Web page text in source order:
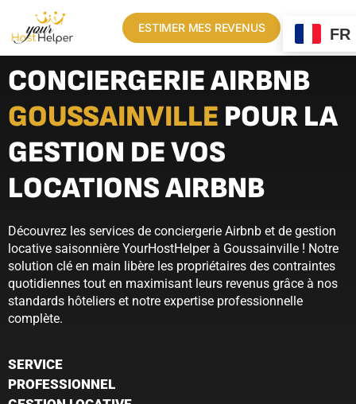
ESTIMER MES REVENUS
CONCIERGERIE AIRBNB
GOUSSAINVILLE POUR LA
GESTION DE VOS
LOCATIONS AIRBNB
Découvrez les services de conciergerie Airbnb et de gestion
locative saisonnière YourHostHelper à Goussainville ! Notre
solution clé en main libère les propriétaires des contraintes
quotidiennes tout en maximisant leurs revenus grâce à nos
standards hôteliers et notre expertise professionnelle
complète.
SERVICE
PROFESSIONNEL
FR